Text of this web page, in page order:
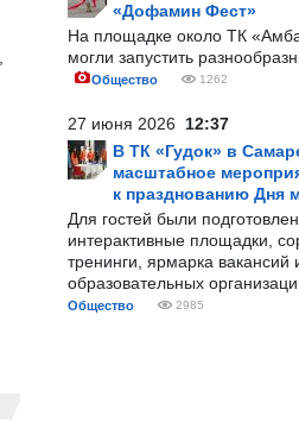
«Дофамин Фест»
На площадке около ТК
могли запустить
Общество 1262
27 июня 2026 12:37
В ТК «Гудок» в
масштабное
к празднованию
Для гостей были
интерактивные площадки,
тренинги, ярмарка вакансий
образовательных
Общество 2985